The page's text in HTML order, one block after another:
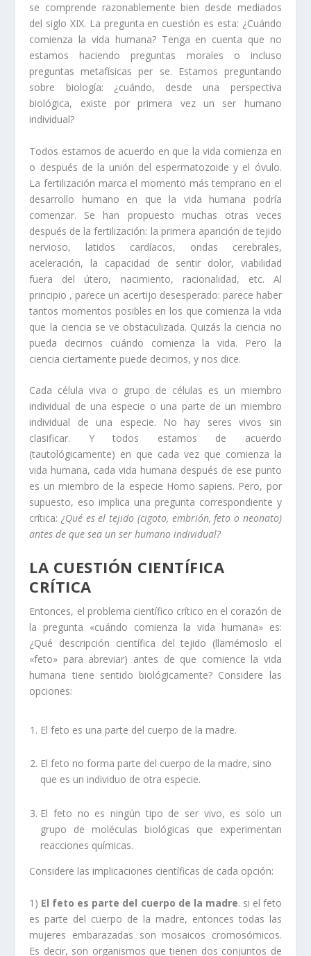
se comprende razonablemente bien desde mediados
del siglo XIX. La pregunta en cuestión es esta: ¿Cuándo
comienza la vida humana? Tenga en cuenta que no
estamos haciendo preguntas morales o incluso
preguntas metafísicas per se. Estamos preguntando
sobre biología: ¿cuándo, desde una perspectiva
biológica, existe por primera vez un ser humano
individual?
Todos estamos de acuerdo en que la vida comienza en
o después de la unión del espermatozoide y el óvulo.
La fertilización marca el momento más temprano en el
desarrollo humano en que la vida humana podría
comenzar. Se han propuesto muchas otras veces
después de la fertilización: la primera aparición de tejido
nervioso, latidos cardíacos, ondas cerebrales,
aceleración, la capacidad de sentir dolor, viabilidad
fuera del útero, nacimiento, racionalidad, etc. Al
principio , parece un acertijo desesperado: parece haber
tantos momentos posibles en los que comienza la vida
que la ciencia se ve obstaculizada. Quizás la ciencia no
pueda decirnos cuándo comienza la vida. Pero la
ciencia ciertamente puede decirnos, y nos dice.
Cada célula viva o grupo de células es un miembro
individual de una especie o una parte de un miembro
individual de una especie. No hay seres vivos sin
clasificar. Y todos estamos de acuerdo
(tautológicamente) en que cada vez que comienza la
vida humana, cada vida humana después de ese punto
es un miembro de la especie Homo sapiens. Pero, por
supuesto, eso implica una pregunta correspondiente y
crítica:¿Qué es el tejido (cigoto, embrión, feto o neonato)
antes de que sea un ser humano individual?
LA CUESTIÓN CIENTÍFICA
CRÍTICA
Entonces, el problema científico crítico en el corazón de
la pregunta «cuándo comienza la vida humana» es:
¿Qué descripción científica del tejido (llamémoslo el
«feto» para abreviar) antes de que comience la vida
humana tiene sentido biológicamente? Considere las
opciones:
El feto es una parte del cuerpo de la madre.
El feto no forma parte del cuerpo de la madre, sino
que es un individuo de otra especie.
El feto no es ningún tipo de ser vivo, es solo un
grupo de moléculas biológicas que experimentan
reacciones químicas.
Considere las implicaciones científicas de cada opción:
1) El feto es parte del cuerpo de la madre. si el feto
es parte del cuerpo de la madre, entonces todas las
mujeres embarazadas son mosaicos cromosómicos.
Es decir, son organismos que tienen dos conjuntos de